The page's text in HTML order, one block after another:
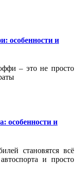
особенности и
– это не просто
особенности и
становятся всё
и просто